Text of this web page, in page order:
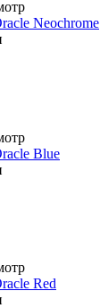
Neochrome
Blue
Red